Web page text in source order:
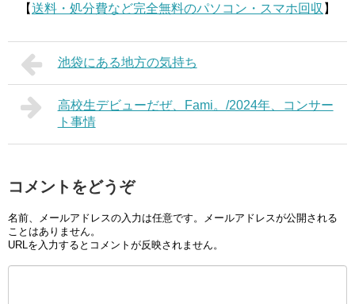
【送料・処分費など完全無料のパソコン・スマホ回収 】
池袋にある地方の気持ち
高校生デビューだぜ、Fami。/2024年、コンサー
ト事情
コメントをどうぞ
名前、メールアドレスの入力は任意です。メールアドレスが公開される
ことはありません。
URLを入力するとコメントが反映されません。